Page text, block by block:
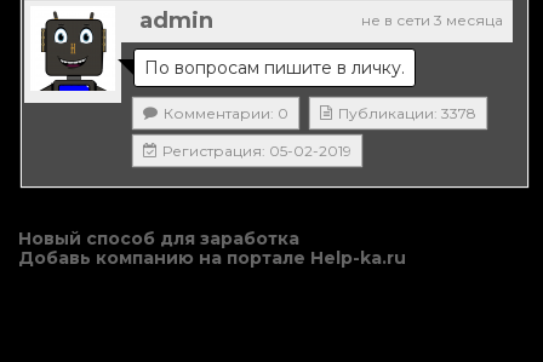
не в сети 3 месяца
admin
По вопросам пишите в личку.
Комментарии: 0 Публикации: 3378
Регистрация: 05-02-2019
Навигация
по
Новый способ для заработка
Добавь компанию на портале Help-ka.ru